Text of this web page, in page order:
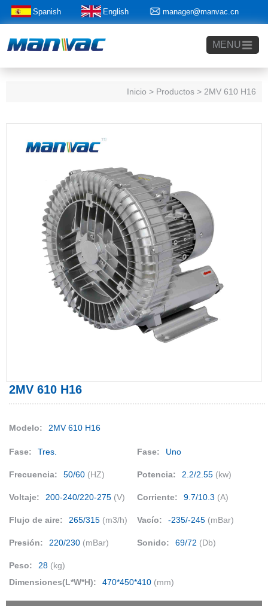
Spanish English manager@manvac.cn
+86-15014788350
MENU
Inicio > Productos > 2MV 610 H16
2MV 610 H16
Modelo: 2MV 610 H16
Fase: Tres. Fase: Uno
Frecuencia: 50/60 (HZ) Potencia: 2.2/2.55 (kw)
Voltaje: 200-240/220-275 (V) Corriente: 9.7/10.3 (A)
Flujo de aire: 265/315 (m3/h) Vacío: -235/-245 (mBar)
Presión: 220/230 (mBar) Sonido: 69/72 (Db)
Peso: 28 (kg)
Dimensiones(L*W*H):
470*450*410 (mm)